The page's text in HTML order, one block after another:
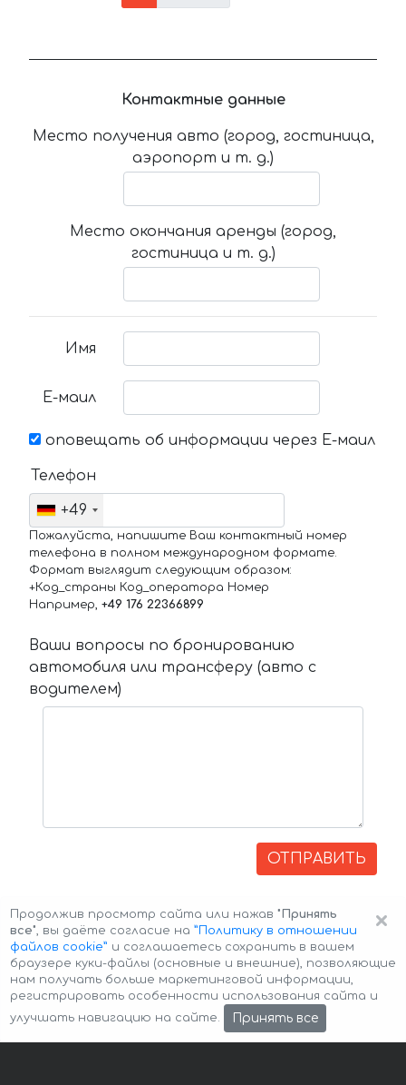
Контактные данные
Место получения авто (город, гостиница,
аэропорт и т. д.)
Место окончания аренды (город,
гостиница и т. д.)
Имя
Е-маил
оповещать об информации через Е-маил
Телефон
+49
Пожалуйста, напишите Ваш контактный номер
телефона в полном международном формате.
Формат выглядит следующим образом:
+Код_страны Код_оператора Номер
Например, +49 176 22366899
Ваши вопросы по бронированию
автомобиля или трансферу (авто с
водителем)
ОТПРАВИТЬ
Авторские права © 2026 Авто-Аренда Cookie Policy
×
Продолжив просмотр сайта или нажав "Принять
все", вы даёте согласие на ”Политику в отношении
файлов cookie” и соглашаетесь сохранить в вашем
браузере куки-файлы (основные и внешние), позволяющие
нам получать больше маркетинговой информации,
регистрировать особенности использования сайта и
улучшать навигацию на сайте.
Принять все